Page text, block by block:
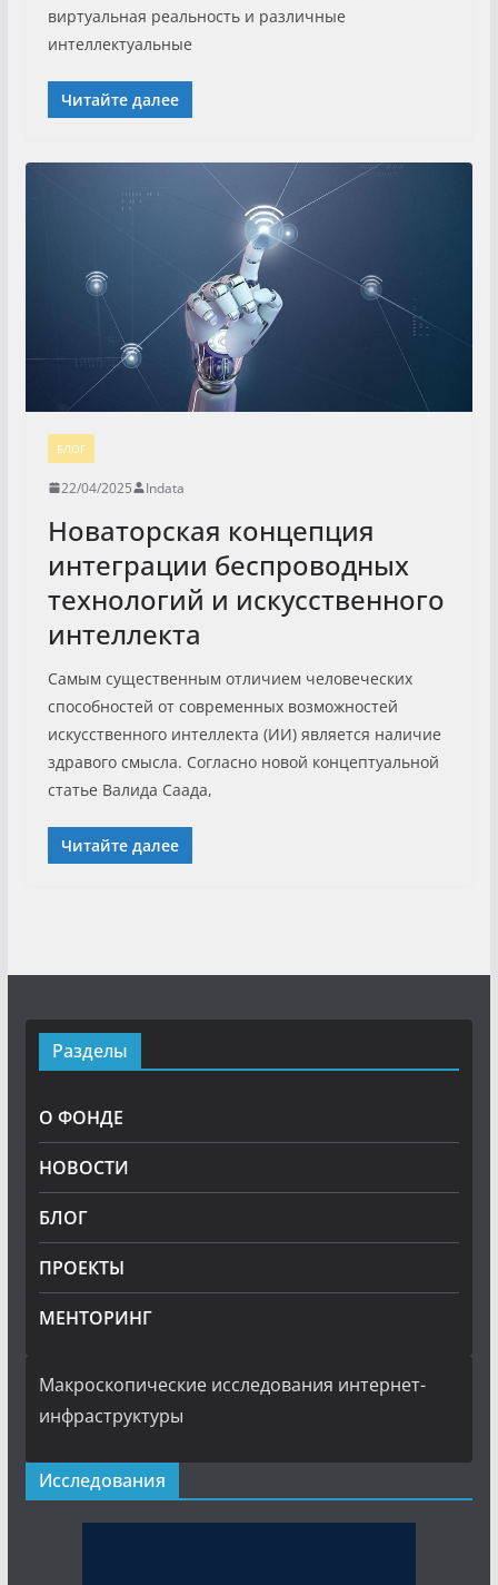
виртуальная реальность и различные
интеллектуальные
Читайте далее
БЛОГ
22/04/2025 Indata
Новаторская концепция
интеграции беспроводных
технологий и искусственного
интеллекта
Самым существенным отличием человеческих
способностей от современных возможностей
искусственного интеллекта (ИИ) является наличие
здравого смысла. Согласно новой концептуальной
статье Валида Саада,
Читайте далее
Разделы
О ФОНДЕ
НОВОСТИ
БЛОГ
ПРОЕКТЫ
МЕНТОРИНГ
Макроскопические исследования интернет-
инфраструктуры
Исследования